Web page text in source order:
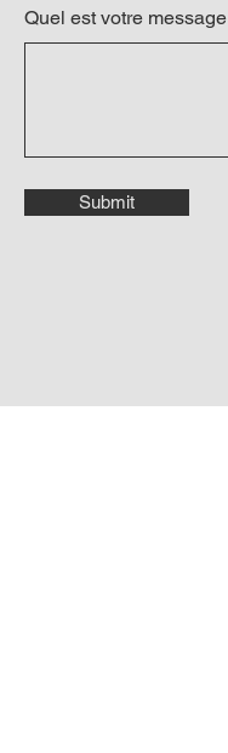
Quel est votre message
Submit